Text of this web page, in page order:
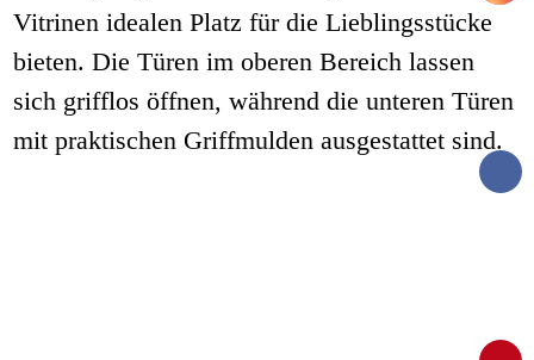
Vitrinen idealen Platz für die Lieblingsstücke
bieten. Die Türen im oberen Bereich lassen
sich grifflos öffnen, während die unteren Türen
mit praktischen Griffmulden ausgestattet sind.